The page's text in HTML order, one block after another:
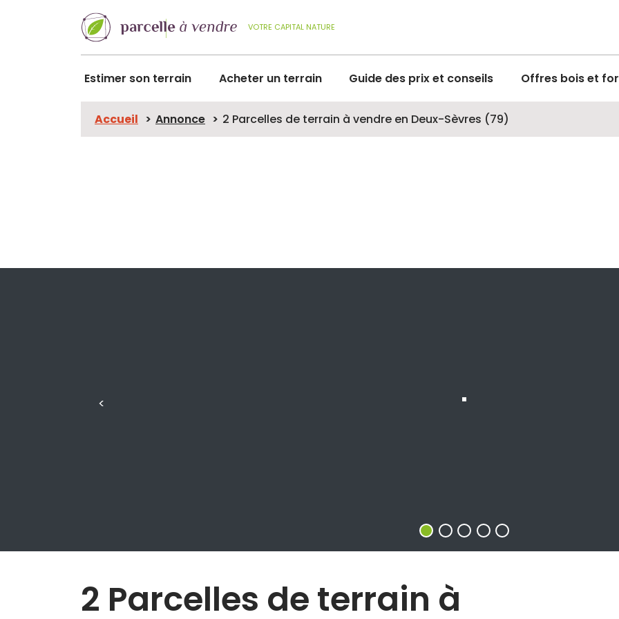
VOTRE CAPITAL NATURE
Estimer son terrain Acheter un terrain Guide des prix et conseils Offres bois et
Accueil Annonce 2 Parcelles de terrain à vendre en Deux-Sèvres (79)
<
2 Parcelles de terrain à